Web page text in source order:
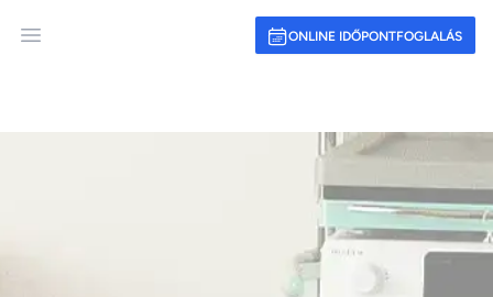
Open main menu ONLINE IDŐPONTFOGLALÁS